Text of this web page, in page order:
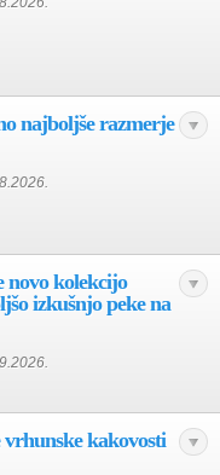
najboljše razmerje
novo kolekcijo
izkušnjo peke na
kakovosti